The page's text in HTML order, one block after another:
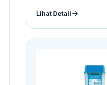
Lihat Detail